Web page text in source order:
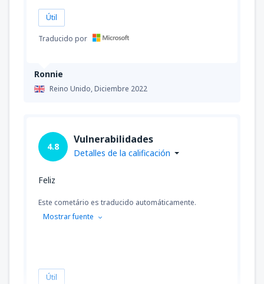
Ronnie
Reino Unido,Diciembre 2022
Útil
Traducido por
4.8
Vulnerabilidades
Detalles de la calificación
Feliz
Este cometário es traducido automáticamente.
Mostrar fuente
Útil